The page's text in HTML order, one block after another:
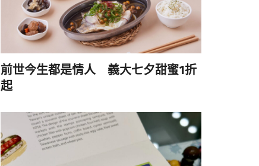
前世今生都是情人 義大七夕甜蜜1折
起